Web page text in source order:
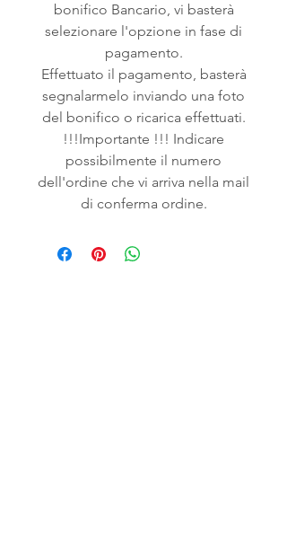
bonifico Bancario, vi basterà
selezionare l'opzione in fase di
pagamento.
Effettuato il pagamento, basterà
segnalarmelo inviando una foto
del bonifico o ricarica effettuati.
!!!Importante !!! Indicare
possibilmente il numero
dell'ordine che vi arriva nella mail
di conferma ordine.